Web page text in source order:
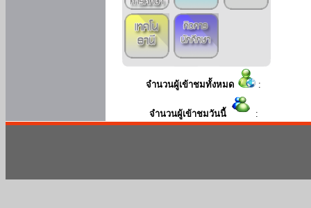
จำนวนผู้เข้าชมทั้งหมด :
จำนวนผู้เข้าชมวันนี้ :